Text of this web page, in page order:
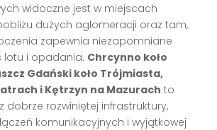
widoczne jest w miejscach
dużych aglomeracji oraz tam,
zapewnia niezapomniane
lotu i opadania. Chrcynno koło
Gdański koło Trójmiasta,
i Kętrzyn na Mazurach to
dobrze rozwiniętej infrastruktury,
komunikacyjnych i wyjątkowej